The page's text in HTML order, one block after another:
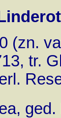
(zn.
tr.